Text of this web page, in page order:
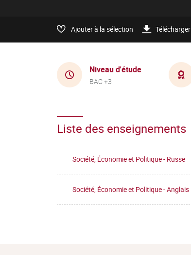
Ajouter à la sélection Télécharger
Niveau d'étude
BAC +3
Liste des enseignements
Société, Économie et Politique - Russe
Société, Économie et Politique - Anglais